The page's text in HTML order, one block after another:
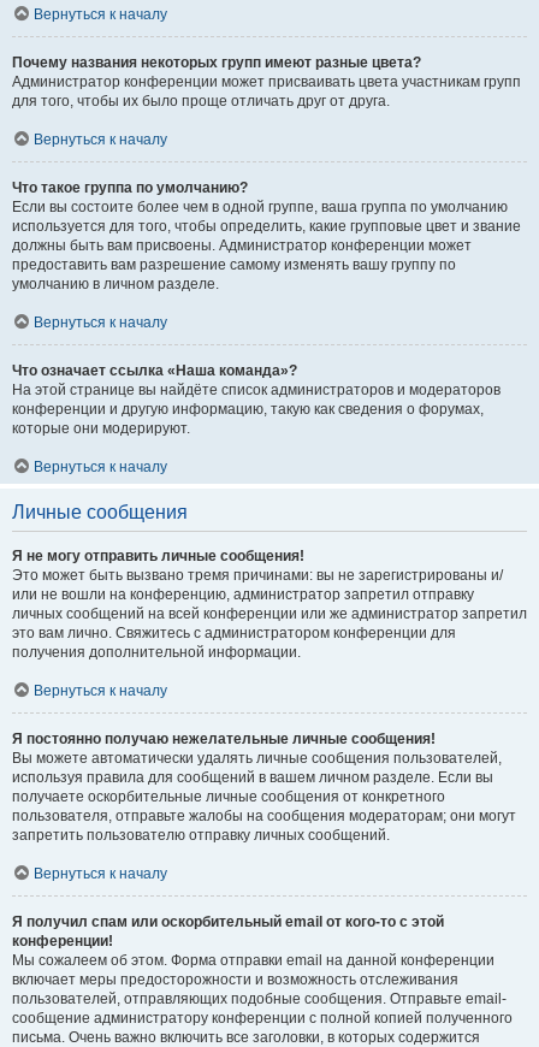
Вернуться к началу
Почему названия некоторых групп имеют разные цвета?
Администратор конференции может присваивать цвета участникам групп
для того, чтобы их было проще отличать друг от друга.
Вернуться к началу
Что такое группа по умолчанию?
Если вы состоите более чем в одной группе, ваша группа по умолчанию
используется для того, чтобы определить, какие групповые цвет и звание
должны быть вам присвоены. Администратор конференции может
предоставить вам разрешение самому изменять вашу группу по
умолчанию в личном разделе.
Вернуться к началу
Что означает ссылка «Наша команда»?
На этой странице вы найдёте список администраторов и модераторов
конференции и другую информацию, такую как сведения о форумах,
которые они модерируют.
Вернуться к началу
Личные сообщения
Я не могу отправить личные сообщения!
Это может быть вызвано тремя причинами: вы не зарегистрированы и/
или не вошли на конференцию, администратор запретил отправку
личных сообщений на всей конференции или же администратор запретил
это вам лично. Свяжитесь с администратором конференции для
получения дополнительной информации.
Вернуться к началу
Я постоянно получаю нежелательные личные сообщения!
Вы можете автоматически удалять личные сообщения пользователей,
используя правила для сообщений в вашем личном разделе. Если вы
получаете оскорбительные личные сообщения от конкретного
пользователя, отправьте жалобы на сообщения модераторам; они могут
запретить пользователю отправку личных сообщений.
Вернуться к началу
Я получил спам или оскорбительный email от кого-то с этой
конференции!
Мы сожалеем об этом. Форма отправки email на данной конференции
включает меры предосторожности и возможность отслеживания
пользователей, отправляющих подобные сообщения. Отправьте email-
сообщение администратору конференции с полной копией полученного
письма. Очень важно включить все заголовки, в которых содержится